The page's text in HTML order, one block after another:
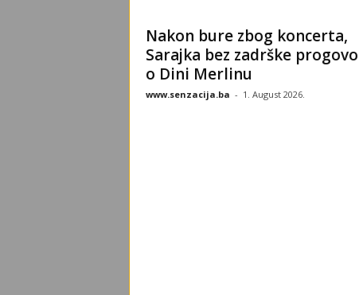
Nakon bure zbog koncerta,
Sarajka bez zadrške
o Dini Merlinu
www.senzacija.ba - 1. August 2026.